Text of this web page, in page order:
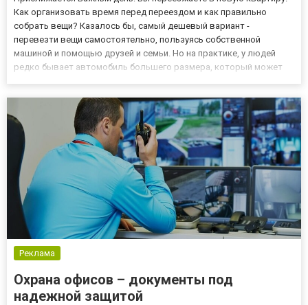
Как организовать время перед переездом и как правильно
собрать вещи? Казалось бы, самый дешевый вариант -
перевезти вещи самостоятельно, пользуясь собственной
машиной и помощью друзей и семьи. Но на практике, у людей
редко бывает автомобиль большего размера, который может
устают и напряжены,...
Реклама
Охрана офисов – документы под
надежной защитой